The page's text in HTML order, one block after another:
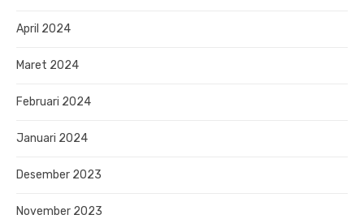
April 2024
Maret 2024
Februari 2024
Januari 2024
Desember 2023
November 2023